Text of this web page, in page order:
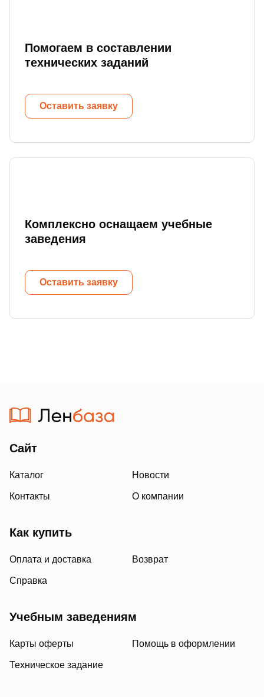
Помогаем в составлении
технических заданий
Оставить заявку
Комплексно оснащаем учебные
заведения
Оставить заявку
Сайт
Каталог Новости
Контакты О компании
Как купить
Оплата и доставка Возврат
Справка
Учебным заведениям
Карты оферты Помощь в оформлении
Техническое задание